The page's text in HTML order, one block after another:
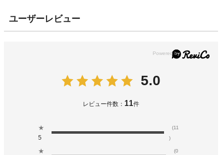
ユーザーレビュー
5.0
レビュー件数： 11件
★
5
(11
)
★
(0